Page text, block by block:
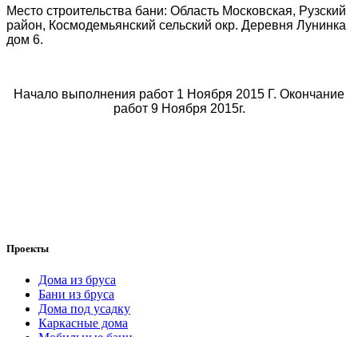
Место строительства бани: Область Московская, Рузский
район, Космодемьянский сельский окр. Деревня Лунинка
дом 6.
Начало выполнения работ 1 Ноября 2015 Г. Окончание
работ 9 Ноября 2015г.
Проекты
Дома из бруса
Бани из бруса
Дома под усадку
Каркасные дома